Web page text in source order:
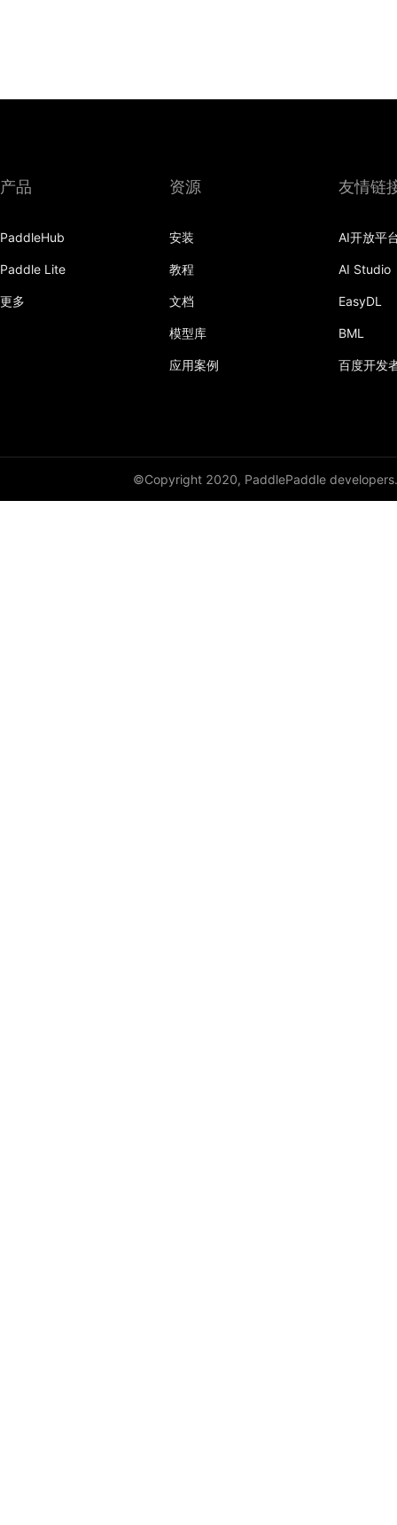
产品
PaddleHub
Paddle Lite
更多
资源
安装
教程
文档
模型库
应用案例
友情链
AI开放平
AI Studio
EasyDL
BML
百度开发
©Copyright 2020, PaddlePaddle developers.